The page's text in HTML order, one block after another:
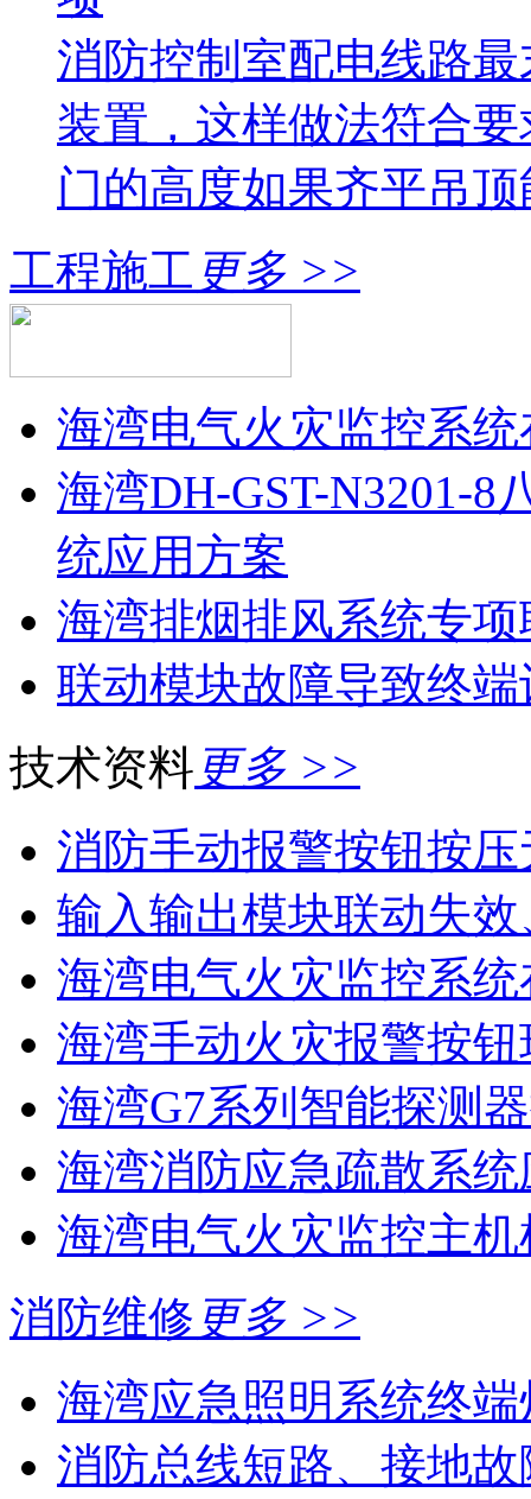
消防控制室配电线路
装置，这样做法符合
门的高度如果齐平吊
工程施工 更多 >>
海湾电气火灾监控系
海湾DH-GST-N3201-8
统应用方案
海湾排烟排风系统专
联动模块故障导致终
技术资料 更多 >>
消防手动报警按钮按
输入输出模块联动失
海湾电气火灾监控系统
海湾手动火灾报警按钮
海湾G7系列智能探测
海湾消防应急疏散系统
海湾电气火灾监控主
消防维修 更多 >>
海湾应急照明系统终端
消防总线短路、接地故